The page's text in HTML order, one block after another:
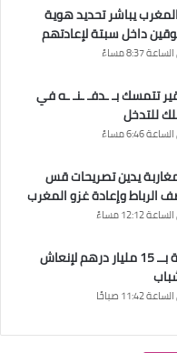
يباشر تحديد هوية
داخل سبتة لإعادتهم
تتمسك بـ ـدفـ ـنـ ـه في
للتدخل
يدين تصريحات قس
الرباط وإعادة غزو المغرب
الحكومة ترصد خطة بــ 15 مليار درهم لإنعاش